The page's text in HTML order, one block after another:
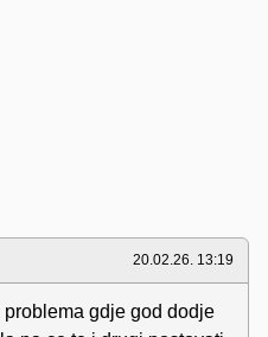
20.02.26. 13:19
gdje god dodje